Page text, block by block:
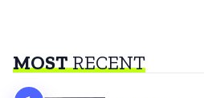
MOSTRECENT